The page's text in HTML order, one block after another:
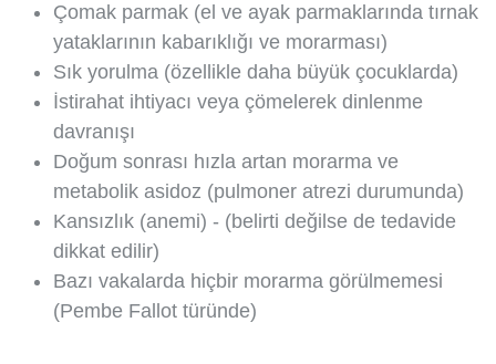
Çomak parmak (el ve ayak parmaklarında tırnak
yataklarının kabarıklığı ve morarması)
Sık yorulma (özellikle daha büyük çocuklarda)
İstirahat ihtiyacı veya çömelerek dinlenme
davranışı
Doğum sonrası hızla artan morarma ve
metabolik asidoz (pulmoner atrezi durumunda)
Kansızlık (anemi) - (belirti değilse de tedavide
dikkat edilir)
Bazı vakalarda hiçbir morarma görülmemesi
(Pembe Fallot türünde)